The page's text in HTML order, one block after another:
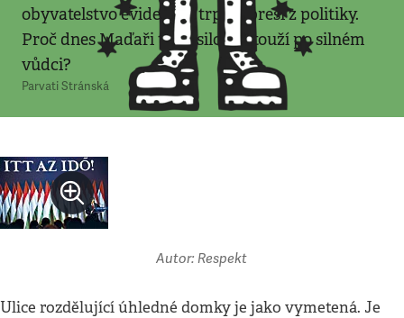
obyvatelstvo evidentně trpí depresí z politiky.
Proč dnes Maďaři tak usilovně touží po silném
vůdci?
Parvati Stránská
Autor: Respekt
Ulice rozdělující úhledné domky je jako vymetená. Je